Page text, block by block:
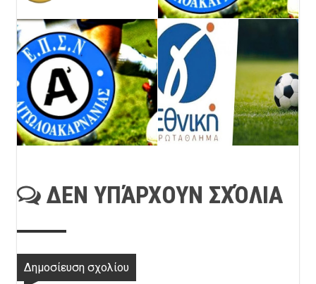
ΔΕΝ ΥΠΆΡΧΟΥΝ ΣΧΌΛΙΑ
Δημοσίευση σχολίου